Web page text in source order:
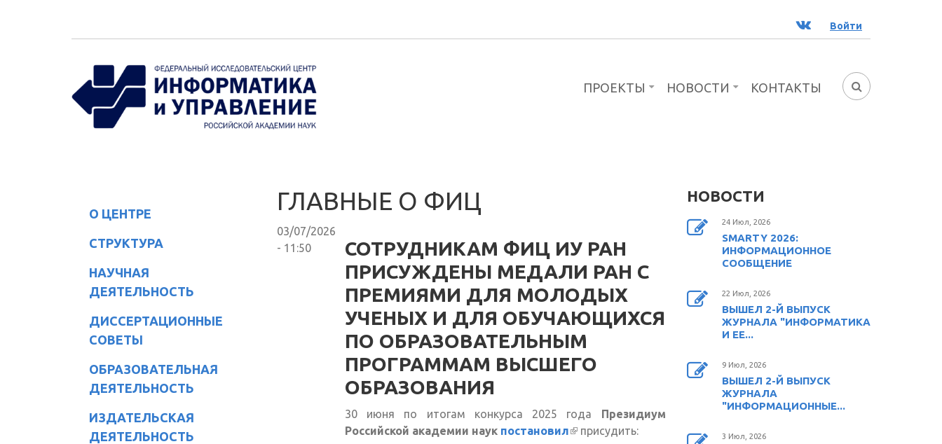
ВК Войти
ФОРМА
ПРОЕКТЫ НОВОСТИ КОНТАКТЫ
О ЦЕНТРЕ
СТРУКТУРА
НАУЧНАЯ
ДЕЯТЕЛЬНОСТЬ
ДИССЕРТАЦИОННЫЕ
СОВЕТЫ
ОБРАЗОВАТЕЛЬНАЯ
ДЕЯТЕЛЬНОСТЬ
ИЗДАТЕЛЬСКАЯ
ДЕЯТЕЛЬНОСТЬ
ГЛАВНЫЕ О ФИЦ
03/07/2026
- 11:50
СОТРУДНИКАМ ФИЦ ИУ РАН
ПРИСУЖДЕНЫ МЕДАЛИ РАН С
ПРЕМИЯМИ ДЛЯ МОЛОДЫХ
УЧЕНЫХ И ДЛЯ ОБУЧАЮЩИХСЯ
ПО ОБРАЗОВАТЕЛЬНЫМ
ПРОГРАММАМ ВЫСШЕГО
ОБРАЗОВАНИЯ
30 июня по итогам конкурса 2025 года Президиум
Российской академии наук постановил(внешняя ссылка)
присудить:
НОВОСТИ
24 Июл, 2026
SMARTY 2026:
ИНФОРМАЦИОННОЕ
СООБЩЕНИЕ
22 Июл, 2026
ВЫШЕЛ 2-Й ВЫПУСК
ЖУРНАЛА "ИНФОРМАТИКА
И ЕЕ...
9 Июл, 2026
ВЫШЕЛ 2-Й ВЫПУСК
ЖУРНАЛА
"ИНФОРМАЦИОННЫЕ...
3 Июл, 2026